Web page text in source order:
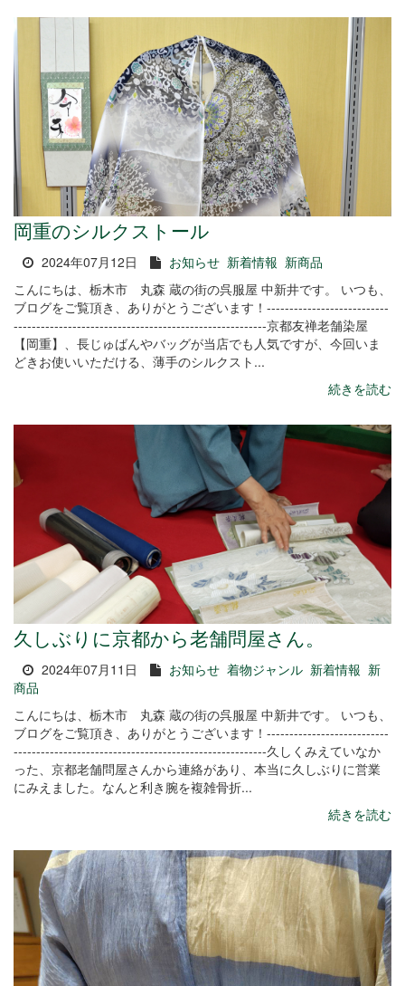
岡重のシルクストール
2024年07月12日 お知らせ 新着情報 新商品
こんにちは、栃木市 丸森 蔵の街の呉服屋 中新井です。 いつも、
ブログをご覧頂き、ありがとうございます！---------------------------
--------------------------------------------------------京都友禅老舗染屋
【岡重】、長じゅばんやバッグが当店でも人気ですが、今回いま
どきお使いいただける、薄手のシルクスト...
続きを読む
久しぶりに京都から老舗問屋さん。
2024年07月11日 お知らせ 着物ジャンル 新着情報 新
商品
こんにちは、栃木市 丸森 蔵の街の呉服屋 中新井です。 いつも、
ブログをご覧頂き、ありがとうございます！---------------------------
--------------------------------------------------------久しくみえていなか
った、京都老舗問屋さんから連絡があり、本当に久しぶりに営業
にみえました。なんと利き腕を複雑骨折...
続きを読む